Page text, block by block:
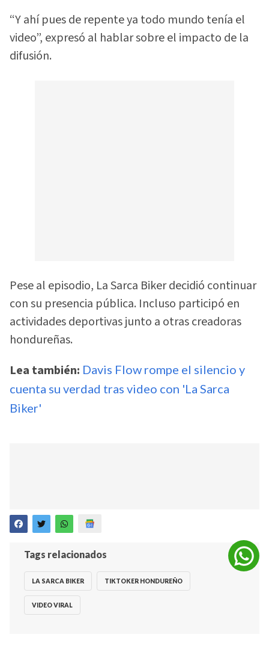
“Y ahí pues de repente ya todo mundo tenía el
video”, expresó al hablar sobre el impacto de la
difusión.
Pese al episodio, La Sarca Biker decidió continuar
con su presencia pública. Incluso participó en
actividades deportivas junto a otras creadoras
hondureñas.
Lea también: Davis Flow rompe el silencio y
cuenta su verdad tras video con 'La Sarca
Biker'
Tags relacionados
LA SARCA BIKER TIKTOKER HONDUREÑO
VIDEO VIRAL